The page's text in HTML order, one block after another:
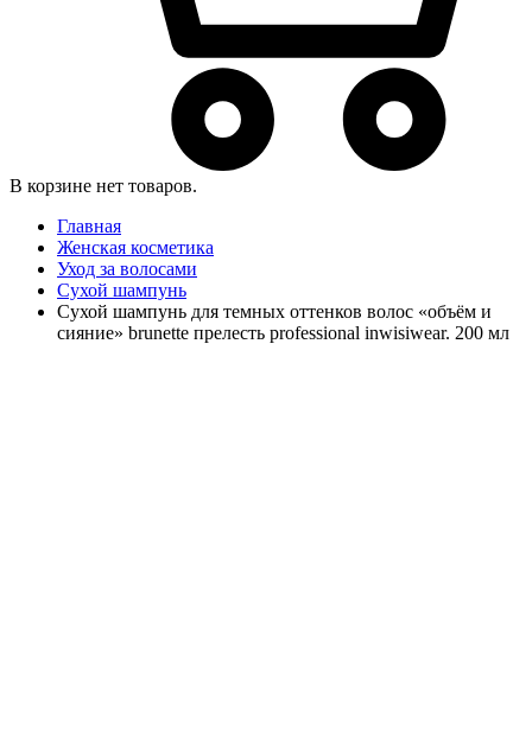
В корзине нет товаров.
Главная
Женская косметика
Уход за волосами
Сухой шампунь
Сухой шампунь для темных оттенков волос «объём и
сияние» brunette прелесть professional inwisiwear. 200 мл